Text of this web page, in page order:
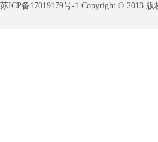
苏ICP备17019179号-1 Copyright © 2013 版